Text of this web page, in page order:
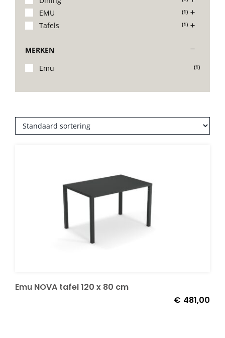
Stoelen
Tafels
Barset
Buitenkleden
EMU (1)
Tafels (1)
MERKEN
Emu
(1)
Emu NOVA tafel 120 x 80 cm
€ 481,00